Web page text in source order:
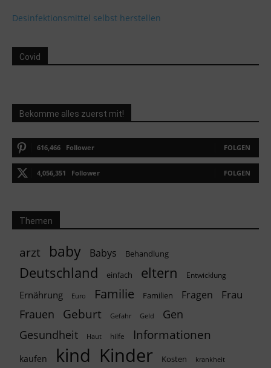
Desinfektionsmittel selbst herstellen
Covid
Bekomme alles zuerst mit!
616,466 Follower FOLGEN
4,056,351 Follower FOLGEN
Themen
arzt baby Babys Behandlung
Deutschland einfach eltern Entwicklung
Ernährung Euro Familie Familien Fragen Frau
Frauen Geburt Gefahr Geld
Gen
Gesundheit
Haut hilfe Informationen
kaufen kind Kinder Kosten krankheit